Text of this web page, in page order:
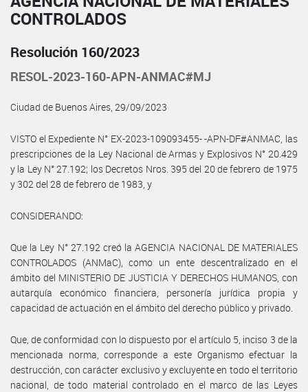
CONTROLADOS
Resolución 160/2023
RESOL-2023-160-APN-ANMAC#MJ
Ciudad de Buenos Aires, 29/09/2023
VISTO el Expediente N° EX-2023-109093455- -APN-DF#ANMAC, las
prescripciones de la Ley Nacional de Armas y Explosivos N° 20.429
y la Ley N° 27.192; los Decretos Nros. 395 del 20 de febrero de 1975
y 302 del 28 de febrero de 1983, y
CONSIDERANDO:
Que la Ley N° 27.192 creó la AGENCIA NACIONAL DE MATERIALES
CONTROLADOS (ANMaC), como un ente descentralizado en el
ámbito del MINISTERIO DE JUSTICIA Y DERECHOS HUMANOS, con
autarquía económico financiera, personería jurídica propia y
capacidad de actuación en el ámbito del derecho público y privado.
Que, de conformidad con lo dispuesto por el artículo 5, inciso 3 de la
mencionada norma, corresponde a este Organismo efectuar la
destrucción, con carácter exclusivo y excluyente en todo el territorio
nacional, de todo material controlado en el marco de las Leyes